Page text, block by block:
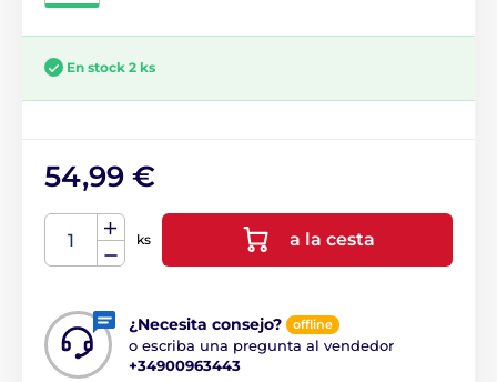
En stock 2 ks
54,99 €
ks a la cesta
¿Necesita consejo? offline
o escriba una pregunta al vendedor
+34900963443